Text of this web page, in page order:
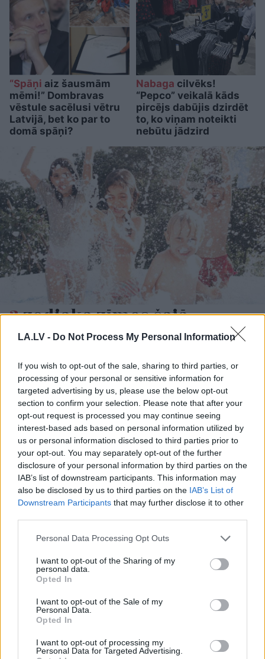
LA.LV - Do Not Process My Personal Information
If you wish to opt-out of the sale, sharing to third parties, or
processing of your personal or sensitive information for
targeted advertising by us, please use the below opt-out
section to confirm your selection. Please note that after your
opt-out request is processed you may continue seeing
interest-based ads based on personal information utilized by
us or personal information disclosed to third parties prior to
your opt-out. You may separately opt-out of the further
disclosure of your personal information by third parties on the
IAB’s list of downstream participants. This information may
also be disclosed by us to third parties on the IAB’s List of
Downstream Participants that may further disclose it to other
Please note that this website/app uses one or more Google
not limited to your visit or usage behaviour. You may click to
grant or deny consent to Google and its third-party tags to
use your data for below specified purposes in below Google
consent section.
Personal Data Processing Opt Outs
I want to opt-out of the Sharing of my
personal data.
Opted In
I want to opt-out of the Sale of my
Personal Data.
Opted In
I want to opt-out of processing my
Personal Data for Targeted Advertising.
“Spāņi aiz šausmām
mēmi!” Dombravas
vēstule sacēlusi vētru
Latvijā, bet ko par to
domā spāņi?
Nabaga cilvēks!
“Pepco” veikalā kāds
pircējs dabūjis dzirdēt
to, ko viņam noteikti
nebūtu jādzird
3zodiaka zīmes šajā
nedēļas nogalē kārtīgi
– labāk palikt mājās
Viņšapstājies un sācis
ezerā piedzīvojusi, cik
būt makšķernieku
neuzmanībai
Gribas lētu un svaigu
atradumi, kas maksā